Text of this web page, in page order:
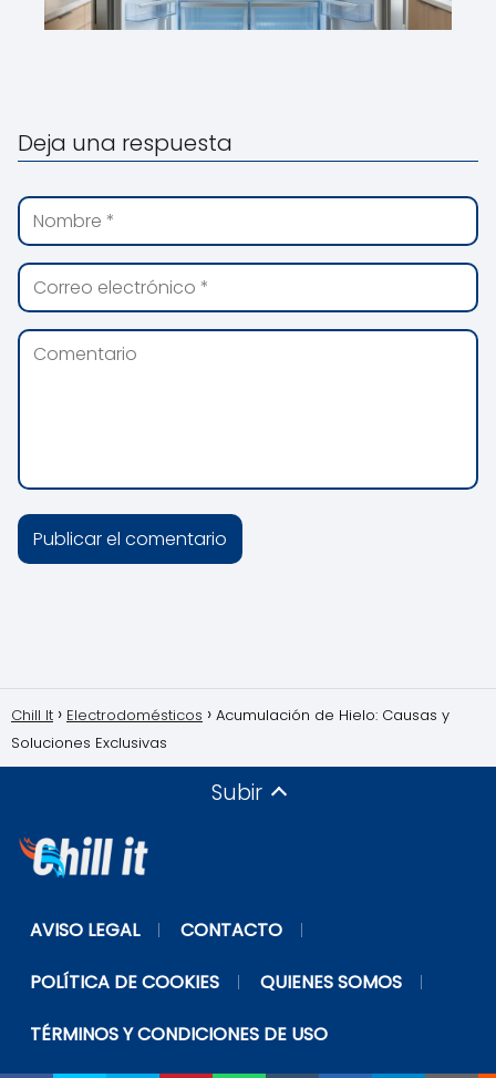
Deja una respuesta
Chill It Electrodomésticos
Acumulación de Hielo: Causas y
Soluciones Exclusivas
Subir
AVISO LEGAL CONTACTO
POLÍTICA DE COOKIES QUIENES SOMOS
TÉRMINOS Y CONDICIONES DE USO